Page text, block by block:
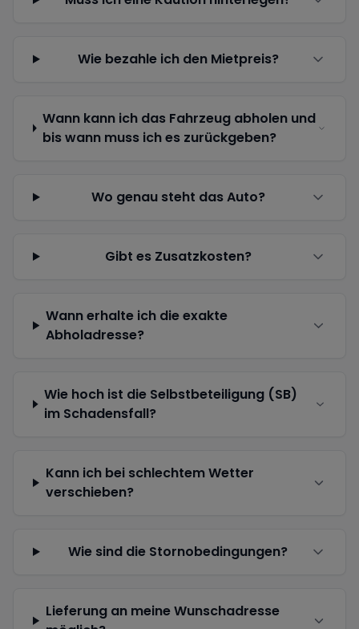
Wie bezahle ich den Mietpreis?
Wann kann ich das Fahrzeug abholen und
bis wann muss ich es zurückgeben?
Wo genau steht das Auto?
Gibt es Zusatzkosten?
Wann erhalte ich die exakte
Abholadresse?
Wie hoch ist die Selbstbeteiligung (SB)
im Schadensfall?
Kann ich bei schlechtem Wetter
verschieben?
Wie sind die Stornobedingungen?
Lieferung an meine Wunschadresse